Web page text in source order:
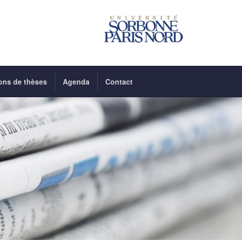
de thèses Agenda Contact